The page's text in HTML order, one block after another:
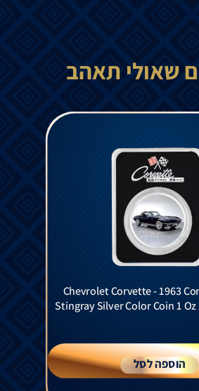
שאולי תאהב
Chevrolet Corvette - 1963
Stingray Silver Color Coin 1 Oz
הוספה לסל